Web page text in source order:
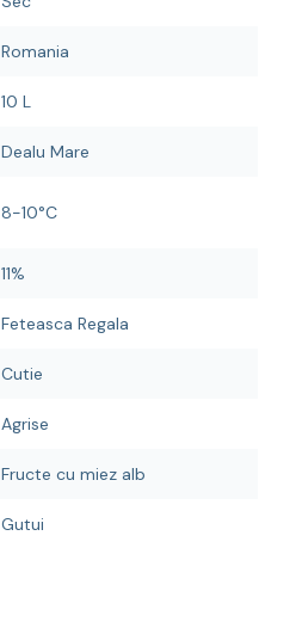
Romania
10 L
Dealu Mare
8-10°C
11%
Feteasca Regala
Cutie
Agrise
Fructe cu miez alb
Gutui